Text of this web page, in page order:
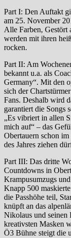
Part I: Den Auftakt
am 25. November
Alle Farben, Gestört
werden mit ihren
rocken.
Part II: Am
bekannt u.a. als
Germany“. Mit den
sich der
Fans. Deshalb wird
garantiert die Songs
„Es vibriert in allen
mich auf“ – das
Obertauern schon
des Jahres ziehen
Part III: Das dritte
Countdowns in
Krampusumzugs
Knapp 500
die Passhöhe teil,
knüpft an das
Nikolaus und seinen
kreativsten Masken
Ö3 Bühne steigt die